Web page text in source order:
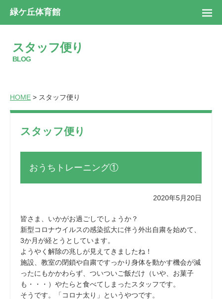
緑ケ丘体育館
スタッフ便り
BLOG
HOME > スタッフ便り
スタッフ便り
おうちトレーニング①
2020年5月20日
皆さま、いかがお過ごしでしょうか？
新型コロナウイルスの感染拡大に伴う外出自粛を始めて、
3か月が経とうとしています。
ようやく解除の兆しが見えてきましたね！
施設、教室の閉鎖や自粛ですっかり身体を動かす機会が減
ったにもかかわらず、ついついご飯だけ（いや、お菓子
も・・・）やたらと食べてしまったスタッフです。
そうです。「コロナ太り」というやつです。